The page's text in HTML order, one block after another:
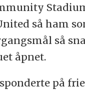
så ham
så
åpnet.
på